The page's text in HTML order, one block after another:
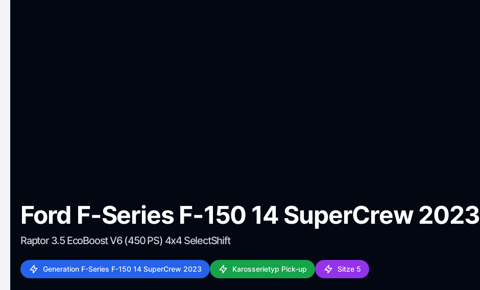
Ford F-Series F-150 14 SuperCrew 2023
Raptor 3.5 EcoBoost V6 (450 PS) 4x4 SelectShift
Generation F-Series F-150 14 SuperCrew 2023 Karosserietyp Pick-up Sitze 5